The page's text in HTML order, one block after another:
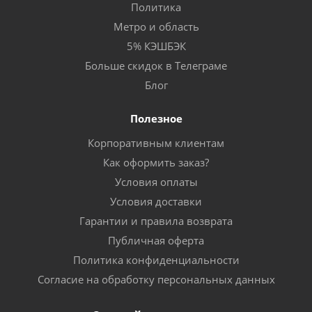
Политика
Метро и область
5% КЭШБЭК
Больше скидок в Телеграме
Блог
Полезное
Корпоративным клиентам
Как оформить заказ?
Условия оплаты
Условия доставки
Гарантии и правила возврата
Публичная оферта
Политика конфиденциальности
Согласие на обработку персональных данных